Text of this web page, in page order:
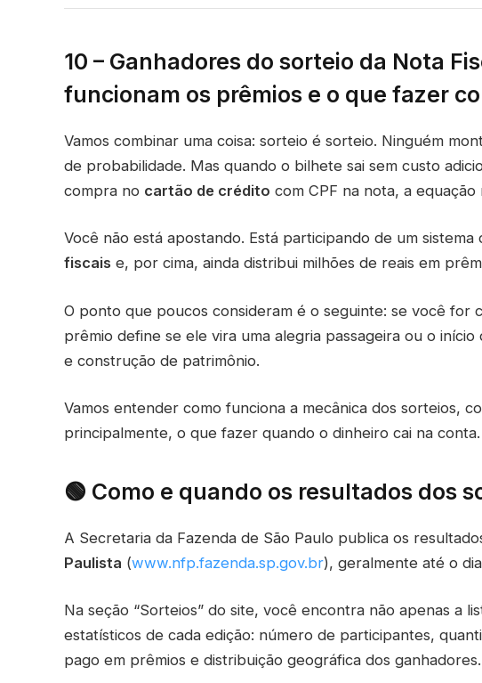
10 – Ganhadores do sorteio da Nota
funcionam os prêmios e o que fazer
Vamos combinar uma coisa: sorteio é sorteio. Ninguém
de probabilidade. Mas quando o bilhete sai sem custo
compra no cartão de crédito com CPF na nota, a equação
Você não está apostando. Está participando de um
fiscais e, por cima, ainda distribui milhões de reais em
O ponto que poucos consideram é o seguinte: se você for
prêmio define se ele vira uma alegria passageira ou o
e construção de patrimônio.
Vamos entender como funciona a mecânica dos sorteios,
principalmente, o que fazer quando o dinheiro cai na conta.
🟢 Como e quando os resultados dos
A Secretaria da Fazenda de São Paulo publica os
Paulista (www.nfp.fazenda.sp.gov.br), geralmente até o
Na seção “Sorteios” do site, você encontra não apenas a
estatísticos de cada edição: número de participantes,
pago em prêmios e distribuição geográfica dos ganhadores.